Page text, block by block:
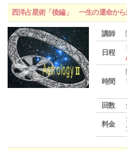
西洋占星術「後編」 一生の運命か
講師
日程
時間
回数
料金